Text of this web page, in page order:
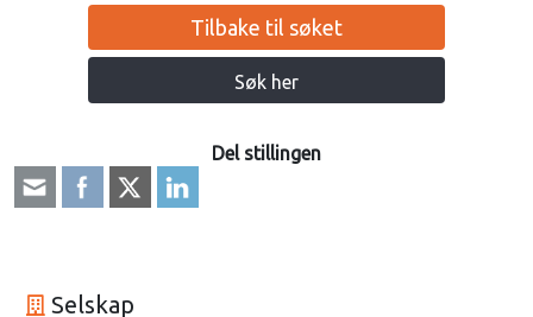
Tilbake til søket
Søk her
Del stillingen
Selskap